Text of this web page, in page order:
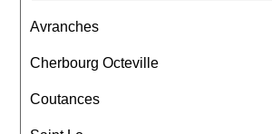
Avranches
Cherbourg Octeville
Coutances